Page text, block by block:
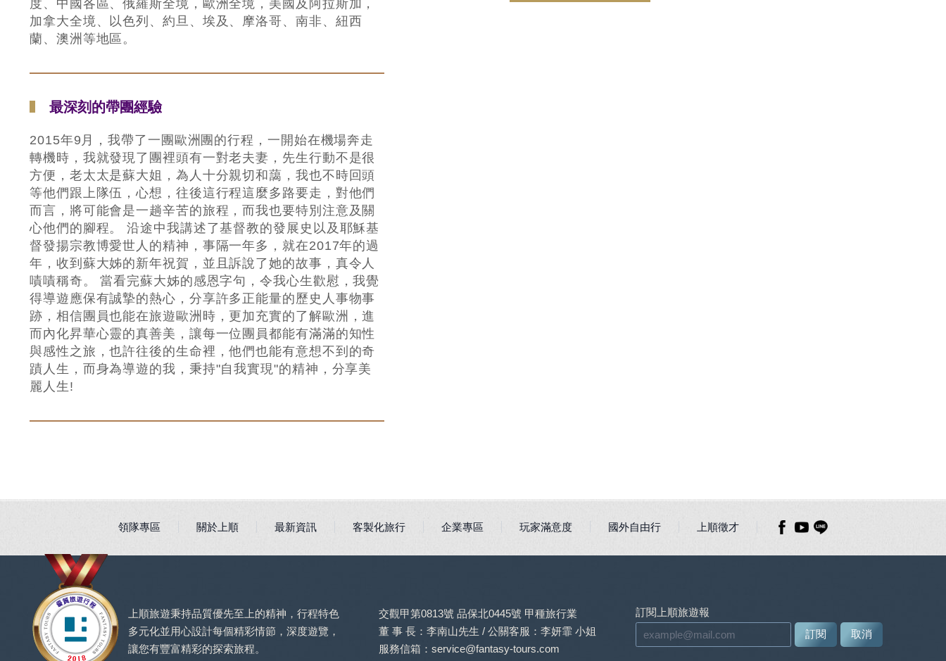
度、中國各區、俄羅斯全境，歐洲全境，美國及阿拉斯加，
加拿大全境、以色列、約旦、埃及、摩洛哥、南非、紐西
蘭、澳洲等地區。
最深刻的帶團經驗
2015年9月，我帶了一團歐洲團的行程，一開始在機場奔走
轉機時，我就發現了團裡頭有一對老夫妻，先生行動不是很
方便，老太太是蘇大姐，為人十分親切和藹，我也不時回頭
等他們跟上隊伍，心想，往後這行程這麼多路要走，對他們
而言，將可能會是一趟辛苦的旅程，而我也要特別注意及關
心他們的腳程。 沿途中我講述了基督教的發展史以及耶穌基
督發揚宗教博愛世人的精神，事隔一年多，就在2017年的過
年，收到蘇大姊的新年祝賀，並且訴說了她的故事，真令人
嘖嘖稱奇。 當看完蘇大姊的感恩字句，令我心生歡慰，我覺
得導遊應保有誠摯的熱心，分享許多正能量的歷史人事物事
跡，相信團員也能在旅遊歐洲時，更加充實的了解歐洲，進
而內化昇華心靈的真善美，讓每一位團員都能有滿滿的知性
與感性之旅，也許往後的生命裡，他們也能有意想不到的奇
蹟人生，而身為導遊的我，秉持"自我實現"的精神，分享美
麗人生!
領隊專區 關於上順 最新資訊 客製化旅行 企業專區 玩家滿意度 國外自由行 上順徵才
上順旅遊秉持品質優先至上的精神，行程特色
多元化並用心設計每個精彩情節，深度遊覽，
讓您有豐富精彩的探索旅程。
交觀甲第0813號 品保北0445號 甲種旅行業
董 事 長：李南山先生 / 公關客服：李妍霏 小姐
服務信箱：service@fantasy-tours.com
訂閱上順旅遊報
訂閱
取消